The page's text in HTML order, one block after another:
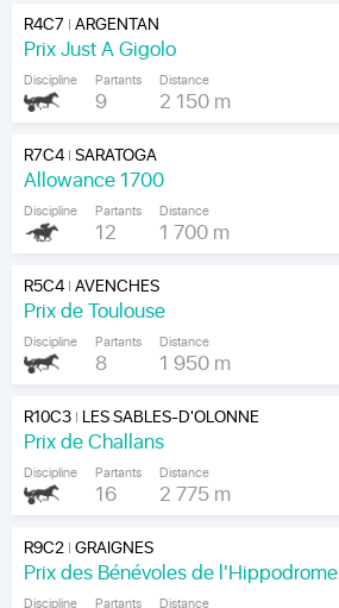
R4C7 |ARGENTAN
Prix Just A Gigolo
Discipline Partants
9
Distance
2 150 m
R7C4|SARATOGA
Allowance 1700
Discipline Partants
12
Distance
1 700 m
R5C4|AVENCHES
Prix de Toulouse
Discipline Partants
8
Distance
1 950 m
R10C3| LES SABLES-D'OLONNE
Prix de Challans
Discipline Partants
16
Distance
2 775 m
R9C2|GRAIGNES
Prix des Bénévoles de l'Hippodrome
Discipline Partants Distance